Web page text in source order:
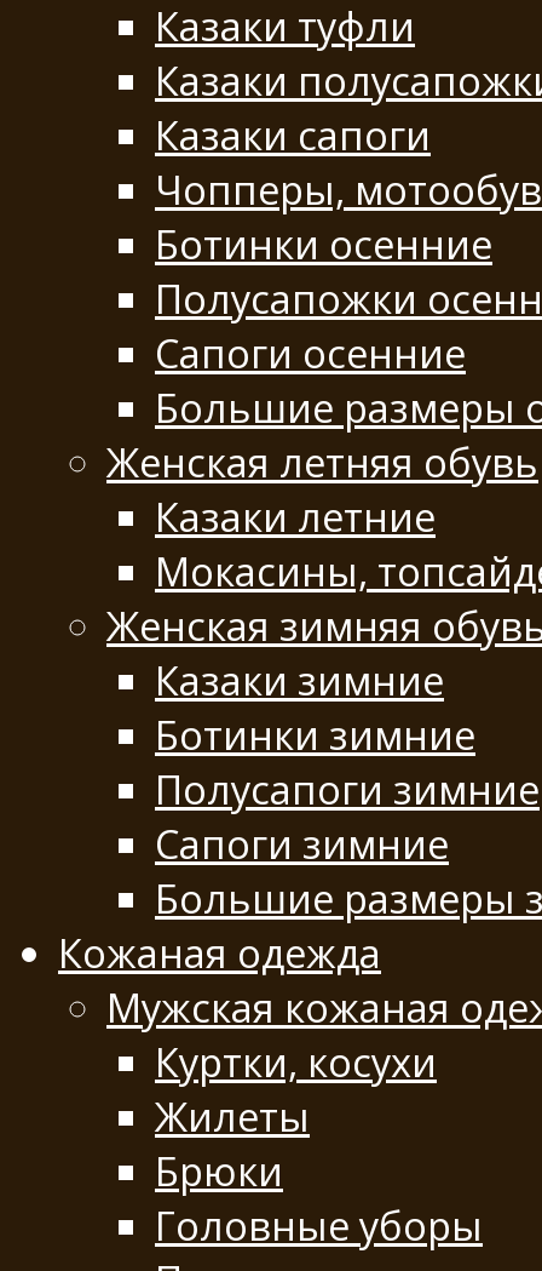
Казаки туфли
Казаки
Казаки сапоги
Чопперы,
Ботинки осенние
Полусапожки
Сапоги осенние
Большие размеры
Женская летняя обувь
Казаки летние
Мокасины,
Женская зимняя
Казаки зимние
Ботинки зимние
Полусапоги зимние
Сапоги зимние
Большие размеры
Кожаная одежда
Мужская кожаная
Куртки, косухи
Жилеты
Брюки
Головные уборы